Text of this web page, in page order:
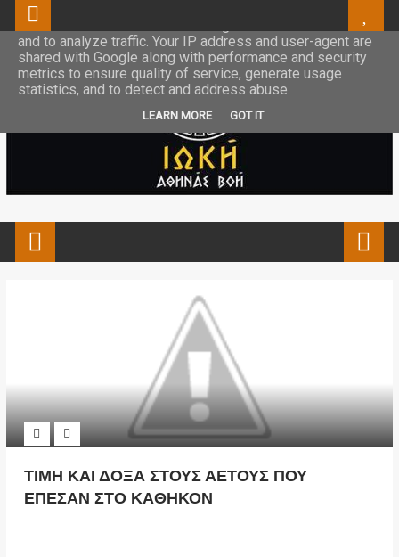
ΤΙΜΗ ΚΑΙ ΔΟΞΑ ΣΤΟΥΣ ΑΕΤΟΥΣ ΠΟΥ
ΕΠΕΣΑΝ ΣΤΟ ΚΑΘΗΚΟΝ
This site uses cookies from Google to deliver its services
and to analyze traffic. Your IP address and user-agent are
shared with Google along with performance and security
metrics to ensure quality of service, generate usage
statistics, and to detect and address abuse.
LEARN MORE GOT IT